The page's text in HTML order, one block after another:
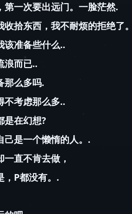
第一次要出远门。一脸茫然.
收拾东西，我不耐烦的拒绝了
该准备些什么..
浪而已..
那么多吗.
不考虑那么多..
是在幻想?
己是一个懒惰的人。.
一直不肯去做，
，P都没有。.